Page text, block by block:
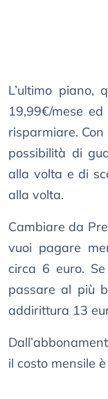
L’ultimo piano,
19,99€/mese
risparmiare.
possibilità di
alla volta e di
alla volta.
Cambiare da
vuoi pagare
circa 6 euro.
passare al più
addirittura 13
il costo mensile